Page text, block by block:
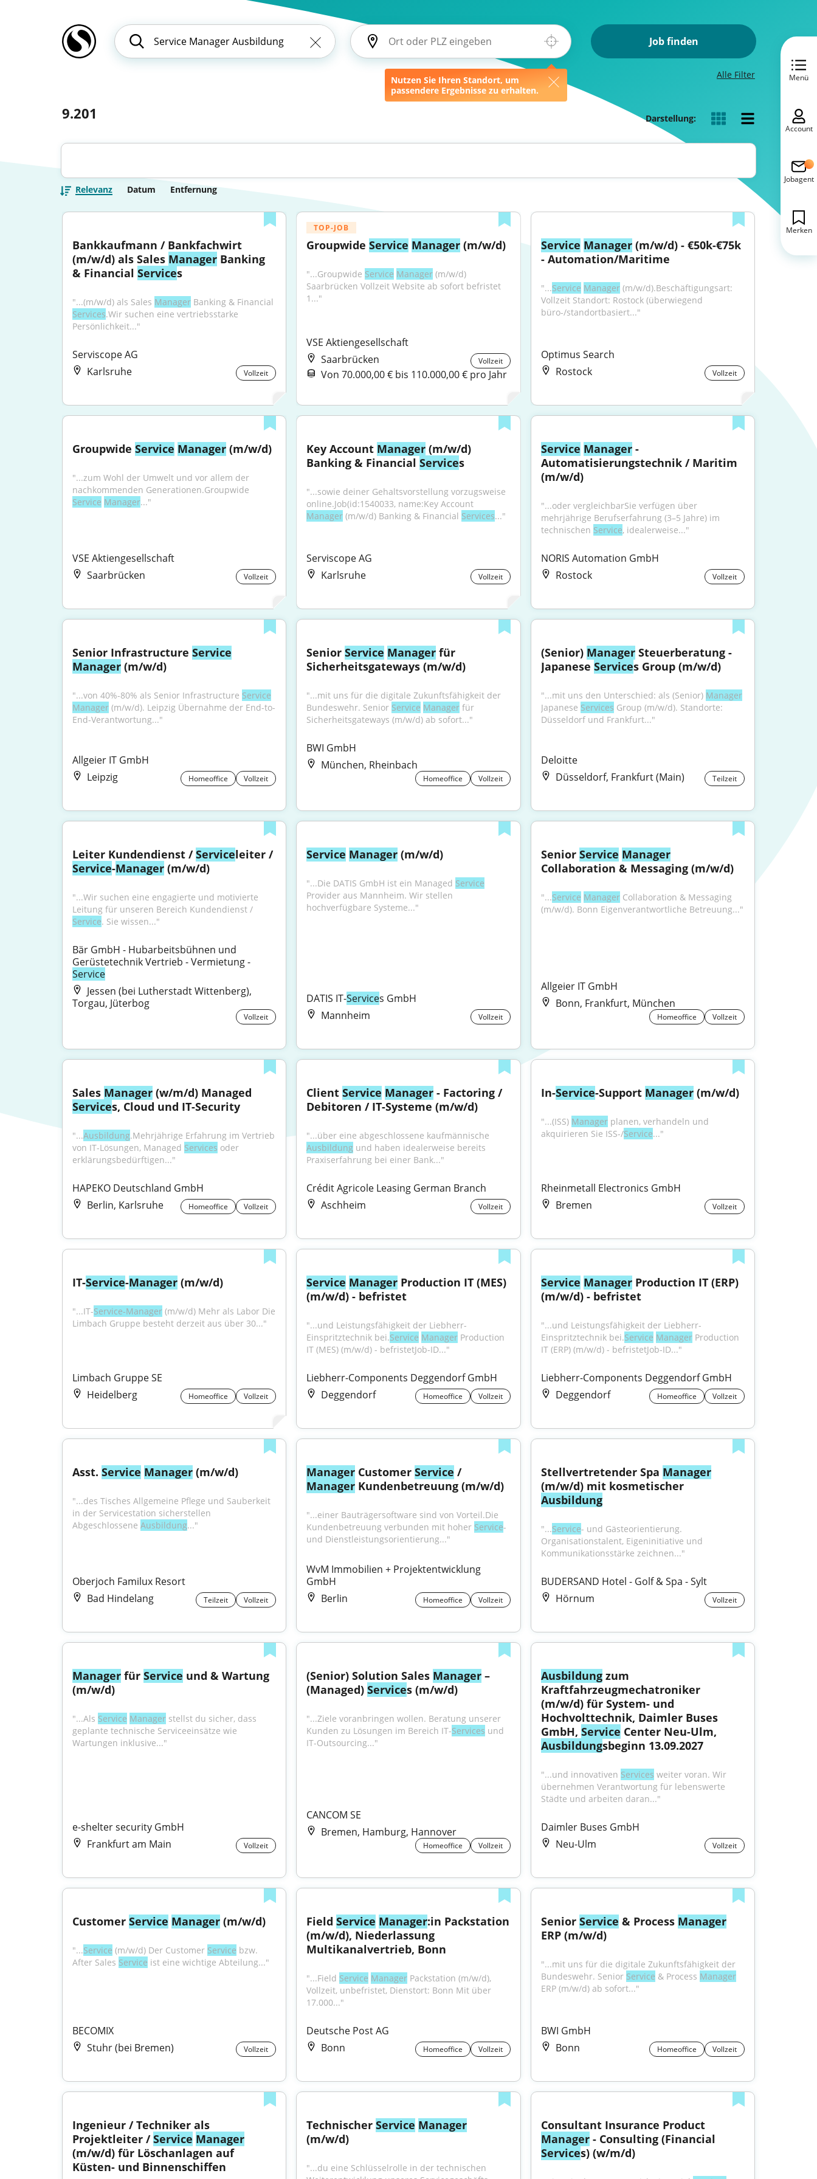
Nutzen Sie Ihren Standort, um
passendere Ergebnisse zu erhalten.
Job finden
Alle Filter
9.201 Darstellung:
Relevanz Datum Entfernung
Bankkaufmann / Bankfachwirt
(m/w/d) als Sales Manager Banking
& Financial Services
"...(m/w/d) als Sales Manager
Services.Wir suchen eine vertriebsstarke
Persönlichkeit..."
Serviscope AG
Karlsruhe
Vollzeit
TOP-JOB
Groupwide Service Manager (m/w/d)
"...Groupwide Service Manager (m/w/d)
Saarbrücken Vollzeit Website ab sofort befristet
1..."
VSE Aktiengesellschaft
Saarbrücken
Vollzeit
Von 70.000,00 € bis 110.000,00 € pro Jahr
Service Manager (m/w/d) - €50k-€75k
- Automation/Maritime
"...Service Manager (m/w/d).Beschäftigungsart:
Vollzeit Standort: Rostock (überwiegend
büro-/standortbasiert..."
Optimus Search
Rostock
Vollzeit
Groupwide Service Manager (m/w/d)
"...zum Wohl der Umwelt und vor allem der
Service Manager..."
VSE Aktiengesellschaft
Saarbrücken
Vollzeit
Key Account Manager (m/w/d)
Banking & Financial Services
"...sowie deiner Gehaltsvorstellung vorzugsweise
Manager (m/w/d) Banking & Financial Services..."
Serviscope AG
Karlsruhe
Vollzeit
Service Manager -
Automatisierungstechnik / Maritim
(m/w/d)
"...oder vergleichbarSie verfügen über
mehrjährige Berufserfahrung (3–5 Jahre) im
technischen Service, idealerweise..."
NORIS Automation GmbH
Rostock
Vollzeit
Senior Infrastructure Service
Manager (m/w/d)
"...von 40%-80% als Senior Infrastructure Service
Manager (m/w/d). Leipzig Übernahme der End-to-
End-Verantwortung..."
Allgeier IT GmbH
Leipzig
Homeoffice Vollzeit
Senior Service Manager für
Sicherheitsgateways (m/w/d)
"...mit uns für die digitale Zukunftsfähigkeit der
Bundeswehr. Senior Service Manager für
Sicherheitsgateways (m/w/d) ab sofort..."
BWI GmbH
München, Rheinbach
Homeoffice Vollzeit
(Senior) Manager Steuerberatung -
Japanese Services Group (m/w/d)
"...mit uns den Unterschied: als (Senior) Manager
Japanese Services Group (m/w/d). Standorte:
Düsseldorf und Frankfurt..."
Deloitte
Düsseldorf, Frankfurt (Main)
Teilzeit
Leiter Kundendienst / Service
leiter /
Service-Manager (m/w/d)
"...Wir suchen eine engagierte und motivierte
Service. Sie wissen..."
Bär GmbH - Hubarbeitsbühnen und
Service
Jessen (bei Lutherstadt Wittenberg),
Torgau, Jüterbog
Vollzeit
Service Manager (m/w/d)
"...Die DATIS GmbH ist ein Managed Service
Provider aus Mannheim. Wir stellen
hochverfügbare Systeme..."
DATIS IT-Services GmbH
Mannheim
Vollzeit
Senior Service Manager
Collaboration & Messaging (m/w/d)
"...Service Manager Collaboration & Messaging
(m/w/d). Bonn Eigenverantwortliche Betreuung..."
Allgeier IT GmbH
Bonn, Frankfurt, München
Homeoffice Vollzeit
Sales Manager
Services, Cloud und IT-Security
"...Ausbildung.Mehrjährige Erfahrung im Vertrieb
von IT-Lösungen, Managed Services oder
erklärungsbedürftigen..."
HAPEKO Deutschland GmbH
Berlin, Karlsruhe
Homeoffice Vollzeit
Client Service Manager - Factoring /
Debitoren / IT-Systeme (m/w/d)
Ausbildung und haben idealerweise bereits
Praxiserfahrung bei einer Bank..."
Crédit Agricole Leasing German Branch
Aschheim
Vollzeit
In-Service-Support Manager (m/w/d)
"...(ISS) Manager planen, verhandeln und
akquirieren Sie ISS-/Service..."
Rheinmetall Electronics GmbH
Bremen
Vollzeit
IT-Service-Manager (m/w/d)
"...IT-Service-Manager (m/w/d) Mehr als Labor Die
Limbach Gruppe besteht derzeit aus über 30..."
Limbach Gruppe SE
Heidelberg
Homeoffice Vollzeit
Service Manager Production IT (MES)
(m/w/d) - befristet
"...und Leistungsfähigkeit der Liebherr-
Einspritztechnik bei.Service Manager Production
IT (MES) (m/w/d) - befristetJob-ID..."
Liebherr-Components Deggendorf GmbH
Deggendorf
Homeoffice Vollzeit
Service Manager Production IT (ERP)
(m/w/d) - befristet
"...und Leistungsfähigkeit der Liebherr-
Einspritztechnik bei.Service Manager Production
IT (ERP) (m/w/d) - befristetJob-ID..."
Liebherr-Components Deggendorf GmbH
Deggendorf
Homeoffice Vollzeit
Asst. Service Manager (m/w/d)
"...des Tisches Allgemeine Pflege und Sauberkeit
in der Servicestation sicherstellen
Abgeschlossene Ausbildung..."
Oberjoch Familux Resort
Bad Hindelang
Teilzeit Vollzeit
Manager Customer Service /
Manager Kundenbetreuung (m/w/d)
"...einer Bauträgersoftware sind von Vorteil.Die
Kundenbetreuung verbunden mit hoher Service-
und Dienstleistungsorientierung..."
WvM Immobilien + Projektentwicklung
GmbH
Berlin
Homeoffice Vollzeit
Stellvertretender Spa Manager
(m/w/d) mit kosmetischer
Ausbildung
"...Service- und Gästeorientierung.
Organisationstalent, Eigeninitiative und
Kommunikationsstärke zeichnen..."
BUDERSAND Hotel - Golf & Spa - Sylt
Hörnum
Vollzeit
Manager für Service und & Wartung
(m/w/d)
"...Als Service Manager stellst du sicher, dass
geplante technische Serviceeinsätze wie
Wartungen inklusive..."
e-shelter security GmbH
Frankfurt am Main
Vollzeit
(Senior) Solution Sales Manager –
(Managed) Services (m/w/d)
"...Ziele voranbringen wollen. Beratung unserer
Kunden zu Lösungen im Bereich IT-Services und
IT-Outsourcing..."
CANCOM SE
Bremen, Hamburg, Hannover
Homeoffice Vollzeit
Ausbildung zum
Kraftfahrzeugmechatroniker
(m/w/d) für System- und
Hochvolttechnik, Daimler Buses
GmbH, Service
Ausbildungsbeginn 13.09.2027
"...und innovativen Services weiter voran. Wir
übernehmen Verantwortung für lebenswerte
Städte und arbeiten daran..."
Daimler Buses GmbH
Neu-Ulm
Vollzeit
Customer Service Manager (m/w/d)
"...Service (m/w/d) Der Customer Service bzw.
After Sales Service ist eine wichtige Abteilung..."
BECOMIX
Stuhr (bei Bremen)
Vollzeit
Field Service Manager:in Packstation
(m/w/d), Niederlassung
Multikanalvertrieb, Bonn
"...Field Service Manager Packstation (m/w/d),
Vollzeit, unbefristet, Dienstort: Bonn Mit über
17.000..."
Deutsche Post AG
Bonn
Homeoffice Vollzeit
Senior Service & Process Manager
ERP (m/w/d)
"...mit uns für die digitale Zukunftsfähigkeit der
Bundeswehr. Senior Service & Process Manager
ERP (m/w/d) ab sofort..."
BWI GmbH
Bonn
Homeoffice Vollzeit
Ingenieur / Techniker als
Projektleiter / Service Manager
(m/w/d) für Löschanlagen auf
Küsten- und Binnenschiffen
Technischer Service Manager
(m/w/d)
"...du eine Schlüsselrolle in der technischen
Consultant Insurance Product
Manager
Services) (w/m/d)
Menü
Account
Jobagent
Merken